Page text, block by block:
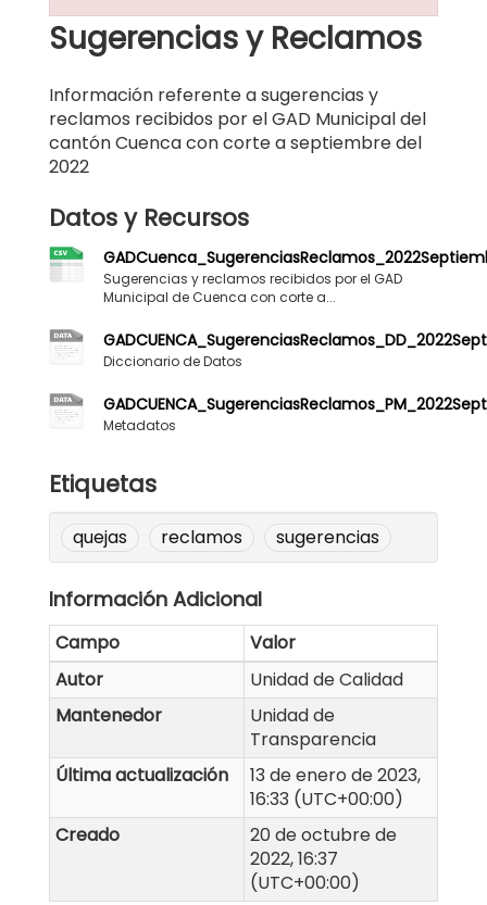
Sugerencias y Reclamos
Información referente a sugerencias y
reclamos recibidos por el GAD Municipal del
cantón Cuenca con corte a septiembre del
2022
Datos y Recursos
Sugerencias y reclamos recibidos por el GAD
Municipal de Cuenca con corte a...
Diccionario de Datos
Metadatos
Etiquetas
quejas reclamos sugerencias
Información Adicional
Campo
Valor
Autor
Unidad de Calidad
Mantenedor
Unidad de
Transparencia
Última actualización
13 de enero de 2023,
16:33 (UTC+00:00)
Creado
20 de octubre de
2022, 16:37
(UTC+00:00)